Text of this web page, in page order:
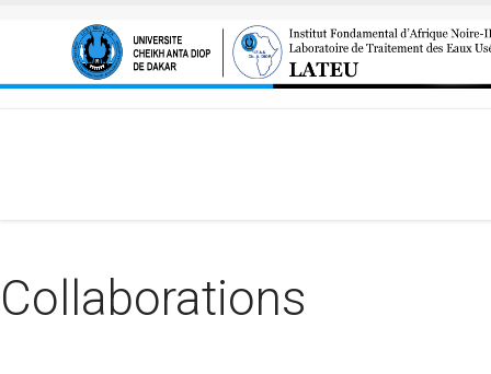
Collaborations